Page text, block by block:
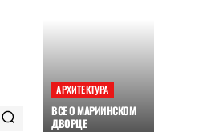
АРХИТЕКТУРА
ВСЕ О МАРИИНСКОМ
ДВОРЦЕ